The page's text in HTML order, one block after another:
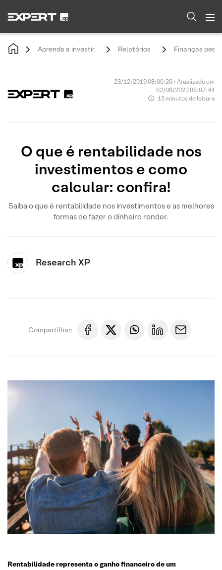
Aprenda a investir Relatórios Finanças
23/12/2019 08:00:26 • Atualizado em
02/08/2023 08:07:44
15 minutos de leitura
O que é rentabilidade nos
investimentos e como
calcular: confira!
Saiba o que é rentabilidade nos investimentos e as melhores
formas de fazer o dinheiro render.
Research XP
Compartilhar:
Rentabilidade representa o ganho financeiro de um